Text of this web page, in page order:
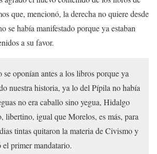
que, mencionó, la derecha no quiere desde
se había manifestado porque ya estaban
a su favor.
se oponían antes a los libros porque ya
nuestra historia, ya lo del Pípila no había
no era caballo sino yegua, Hidalgo
libertino, igual que Morelos, es más, para
tintas quitaron la materia de Civismo y
primer mandatario.